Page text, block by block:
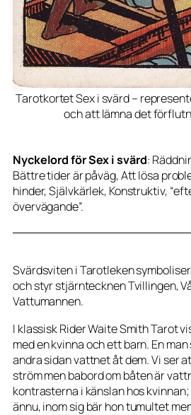
Tarotkortet Sex i svärd –
och att lämna det
Nyckelord för Sex i svärd:
Bättre tider är påväg, Att lösa
hinder, Självkärlek, Konstruktiv,
övervägande”.
Svärdsviten i Tarotleken
och styr stjärntecknen Tvillingen,
Vattumannen.
I klassisk Rider Waite Smith Tarot
med en kvinna och ett barn. En
andra sidan vattnet åt dem. Vi ser
ström men babord om båten är
kontrasterna i känslan hos
ännu, inom sig bär hon tumultet